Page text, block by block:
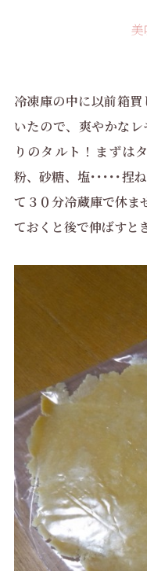
美
冷凍庫の中に以前箱
いたので、爽やかな
りのタルト！まずは
粉、砂糖、塩･････捏
て３０分冷蔵庫で休ま
ておくと後で伸ばすと